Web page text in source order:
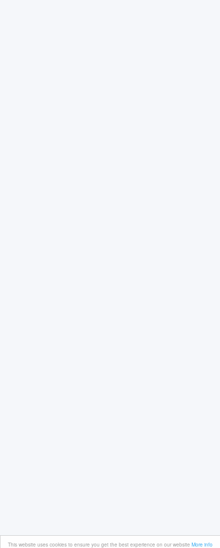
This website uses cookies to ensure you get the best experience on our website More info